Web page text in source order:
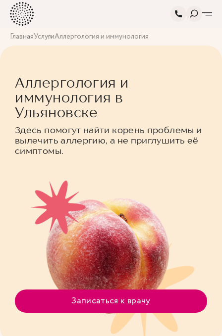
ГлавнаяУслугиАллергология и иммунология
Аллергология и
иммунология в
Ульяновске
Здесь помогут найти корень проблемы и
вылечить аллергию, а не приглушить её
симптомы.
Записаться к врачу